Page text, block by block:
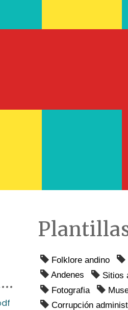
La Cosmovisión dual de los Inkas
Folklore andino
Andenes
Sitios
Fotografia
Corrupción